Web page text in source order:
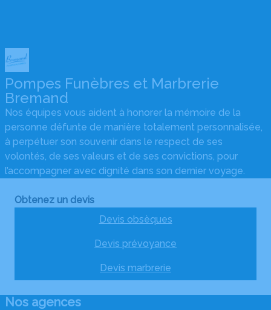
Pompes Funèbres et Marbrerie
Bremand
Nos équipes vous aident à honorer la mémoire de la
personne défunte de manière totalement personnalisée,
à perpétuer son souvenir dans le respect de ses
volontés, de ses valeurs et de ses convictions, pour
l’accompagner avec dignité dans son dernier voyage.
Obtenez un devis
Devis obsèques
Devis prévoyance
Devis marbrerie
Nos agences